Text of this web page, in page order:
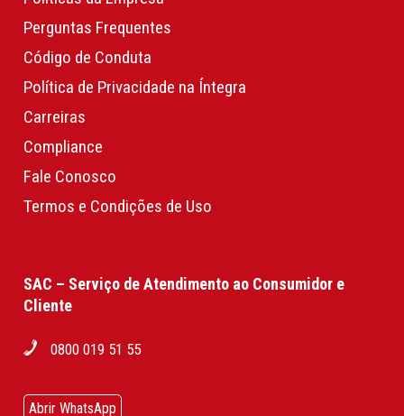
Perguntas Frequentes
Código de Conduta
Política de Privacidade na Íntegra
Carreiras
Compliance
Fale Conosco
Termos e Condições de Uso
SAC – Serviço de Atendimento ao Consumidor e
Cliente
0800 019 51 55
Abrir WhatsApp